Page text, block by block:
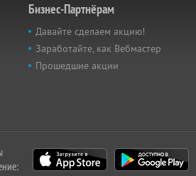
Бизнес-Партнёрам
Давайте сделаем акцию!
Заработайте, как Вебмастер
Прошедшие акции